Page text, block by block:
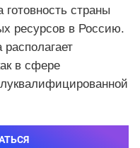
страны
ресурсов в Россию.
в сфере